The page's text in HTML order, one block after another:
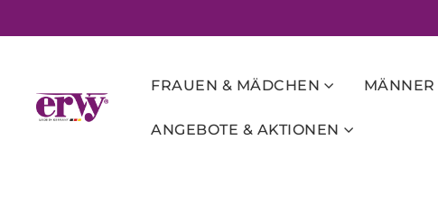
FRAUEN & MÄDCHEN MÄNNER
ANGEBOTE & AKTIONEN